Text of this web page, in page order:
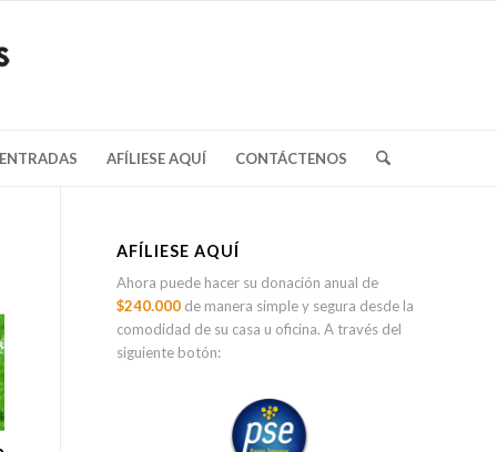
AFÍLIESE AQUÍ CONTÁCTENOS
AFÍLIESE AQUÍ
Ahora puede hacer su donación anual de
$240.000 de manera simple y segura desde la
comodidad de su casa u oficina. A través del
siguiente botón: